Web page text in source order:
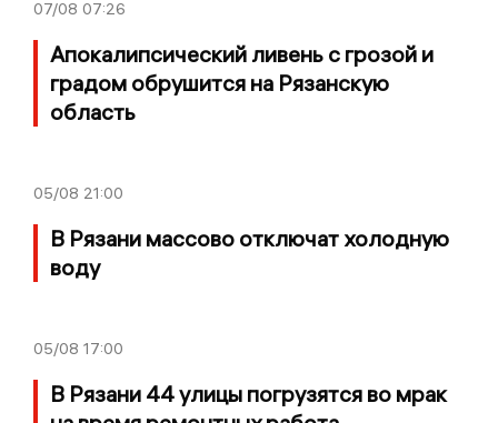
07/08 07:26
Апокалипсический ливень с грозой и
градом обрушится на Рязанскую
область
05/08 21:00
В Рязани массово отключат холодную
воду
05/08 17:00
В Рязани 44 улицы погрузятся во мрак